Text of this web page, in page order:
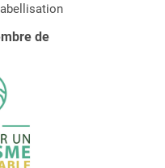
de